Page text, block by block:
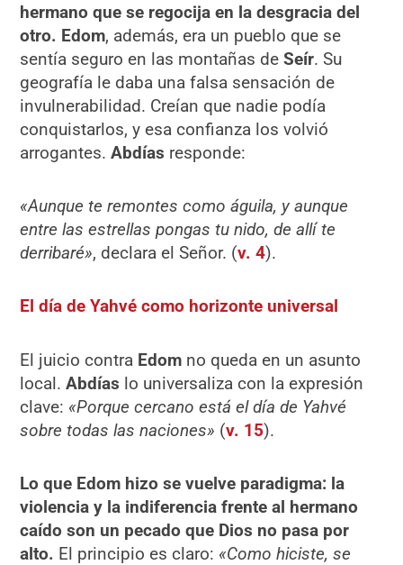
hermano que se regocija en la desgracia del
otro. Edom, además, era un pueblo que se
sentía seguro en las montañas deSeír. Su
geografía le daba una falsa sensación de
invulnerabilidad. Creían que nadie podía
conquistarlos, y esa confianza los volvió
arrogantes.Abdías responde:
«Aunque te remontes como águila, y aunque
entre las estrellas pongas tu nido, de allí te
derribaré», declara el Señor. (v. 4).
El día de Yahvé como horizonte universal
El juicio contra Edom no queda en un asunto
local.Abdías lo universaliza con la expresión
clave: «Porque cercano está el día de Yahvé
sobre todas las naciones» (v. 15).
Lo que Edom hizo se vuelve paradigma: la
violencia y la indiferencia frente al hermano
caído son un pecado que Dios no pasa por
alto. El principio es claro: «Como hiciste, se